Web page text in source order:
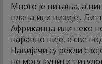
Много је питања, а
плана или визије...
Африканца или неко
наравно није, а све
Навијачи су рекли
не могу купити